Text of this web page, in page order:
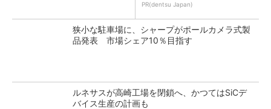
PR(dentsu Japan)
狭小な駐車場に、シャープがポールカメラ式製
品発表 市場シェア10％目指す
ルネサスが高崎工場を閉鎖へ、かつてはSiCデ
バイス生産の計画も